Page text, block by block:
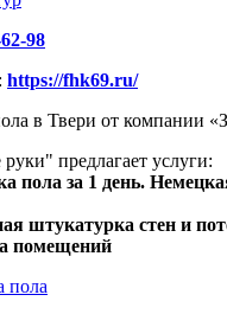
98
https://fhk69.ru/
в Твери от компании
предлагает услуги:
пола за 1 день.
штукатурка стен и
помещений